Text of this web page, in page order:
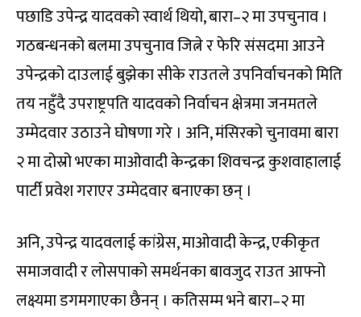
पछाडि उपेन्द्र यादवको स्वार्थ थियो, बारा–२ मा उपचुनाव ।
गठबन्धनको बलमा उपचुनाव जित्ने र फेरि संसदमा आउने
उपेन्द्रको दाउलाई बुझेका सीके राउतले उपनिर्वाचनको मिति
तय नहुँदै उपराष्ट्रपति यादवको निर्वाचन क्षेत्रमा जनमतले
उम्मेदवार उठाउने घोषणा गरे । अनि, मंसिरको चुनावमा बारा
२ मा दोस्रो भएका माओवादी केन्द्रका शिवचन्द्र कुशवाहालाई
पार्टी प्रवेश गराएर उम्मेदवार बनाएका छन् ।
अनि, उपेन्द्र यादवलाई कांग्रेस, माओवादी केन्द्र, एकीकृत
समाजवादी र लोसपाको समर्थनका बावजुद राउत आफ्नो
लक्ष्यमा डगमगाएका छैनन् । कतिसम्म भने बारा–२ मा